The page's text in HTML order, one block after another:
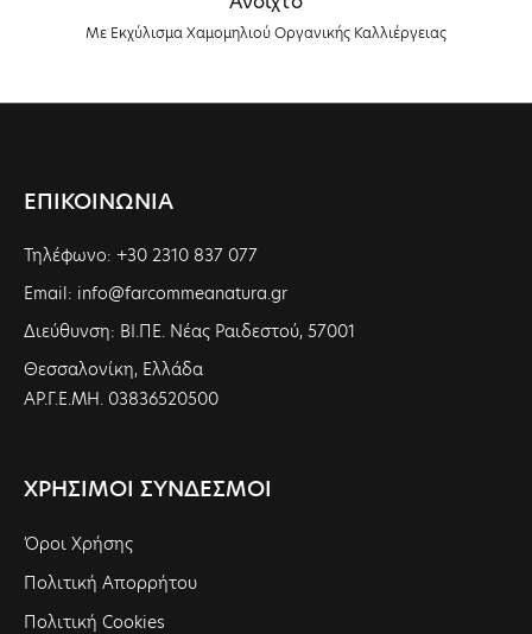
Με Εκχύλισμα Χαμομηλιού Οργανικής Καλλιέργειας
ΕΠΙΚΟΙΝΩΝΙΑ
Τηλέφωνο: +30 2310 837 077
Email: info@farcommeanatura.gr
Διεύθυνση: ΒΙ.ΠΕ. Νέας Ραιδεστού, 57001
Θεσσαλονίκη, Ελλάδα
ΑΡ.Γ.Ε.ΜΗ. 03836520500
ΧΡΗΣΙΜΟΙ ΣΥΝΔΕΣΜΟΙ
Όροι Χρήσης
Πολιτική Απορρήτου
Πολιτική Cookies